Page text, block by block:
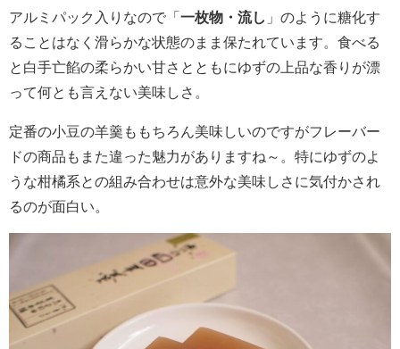
アルミパック入りなので「 一枚物・流し 」のように糖化す
ることはなく滑らかな状態のまま保たれています。食べる
と白手亡餡の柔らかい甘さとともにゆずの上品な香りが漂
って何とも言えない美味しさ。
定番の小豆の羊羹ももちろん美味しいのですがフレーバー
ドの商品もまた違った魅力がありますね～。特にゆずのよ
うな柑橘系との組み合わせは意外な美味しさに気付かされ
るのが面白い。